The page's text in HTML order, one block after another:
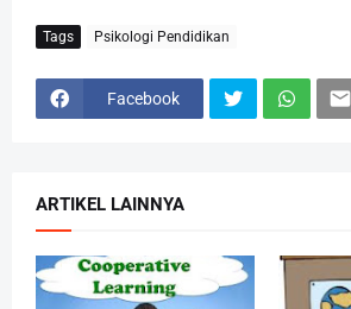
Tags Psikologi Pendidikan
Facebook
ARTIKEL LAINNYA